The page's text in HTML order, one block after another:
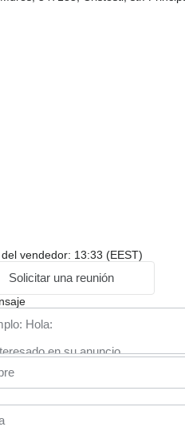
vendedor: 13:33 (EEST)
Solicitar una reunión